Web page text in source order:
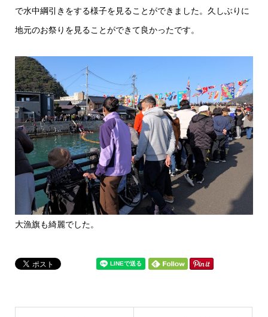
で水中綱引きをする様子を見ることができました。久しぶりに
地元のお祭りを見ることができて良かったです。
大漁旗も綺麗でした。